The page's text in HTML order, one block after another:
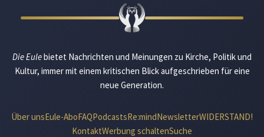
Die Eulebietet Nachrichten und Meinungen zu Kirche, Politik und
Kultur, immer mit einem kritischen Blick aufgeschrieben für eine
neue Generation.
Über unsEule-AboFAQPodcastsRe:mindNewsletterWIDERSTAND!
KontaktWerbung schaltenSuche